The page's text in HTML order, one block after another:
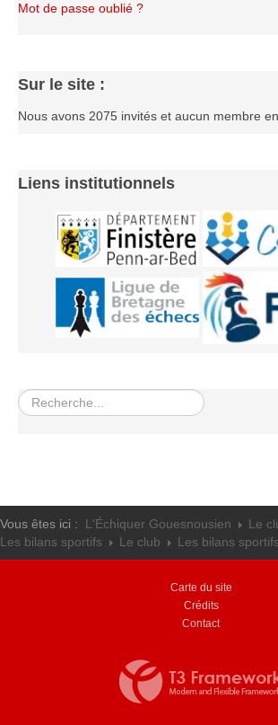
Le Challenge 2011-2012
Les championnats individuels
Les tournois
Les scolaires
Les galeries
Mot de passe oublié ?
Sur le site :
Nous avons 2075 invités et aucun membre
Liens institutionnels
Rechercher
Vous êtes ici : L'Échiquer Gouesnousien
Le
Les bilans sportifs
Le club Les bilans sportifs
Carte du site
Crédits
Contact